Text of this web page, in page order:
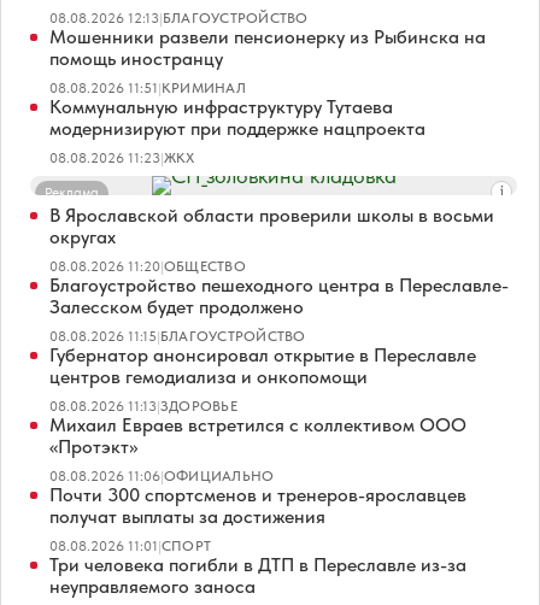
08.08.2026 12:13|БЛАГОУСТРОЙСТВО
Мошенники развели пенсионерку из Рыбинска на
помощь иностранцу
08.08.2026 11:51|КРИМИНАЛ
Коммунальную инфраструктуру Тутаева
модернизируют при поддержке нацпроекта
08.08.2026 11:23|ЖКХ
Реклама
В Ярославской области проверили школы в восьми
округах
08.08.2026 11:20|ОБЩЕСТВО
Благоустройство пешеходного центра в Переславле-
Залесском будет продолжено
08.08.2026 11:15|БЛАГОУСТРОЙСТВО
Губернатор анонсировал открытие в Переславле
центров гемодиализа и онкопомощи
08.08.2026 11:13|ЗДОРОВЬЕ
Михаил Евраев встретился с коллективом ООО
«Протэкт»
08.08.2026 11:06|ОФИЦИАЛЬНО
Почти 300 спортсменов и тренеров-ярославцев
получат выплаты за достижения
08.08.2026 11:01|СПОРТ
Три человека погибли в ДТП в Переславле из-за
неуправляемого заноса